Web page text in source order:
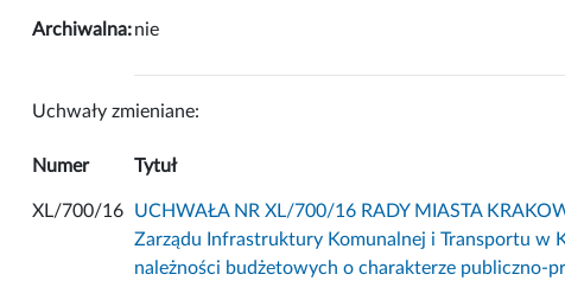
Archiwalna:nie
Uchwały zmieniane:
Numer Tytuł
XL/700/16
UCHWAŁA NR XL/700/16 RADY MIASTA
Zarządu Infrastruktury Komunalnej i Transportu w
należności budżetowych o charakterze publiczno-